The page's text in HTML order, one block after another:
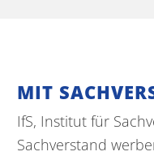
MIT
IfS, Institut für
Sachverstand